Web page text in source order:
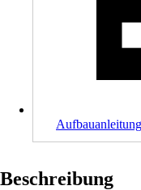
Aufbauanleitung
Beschreibung